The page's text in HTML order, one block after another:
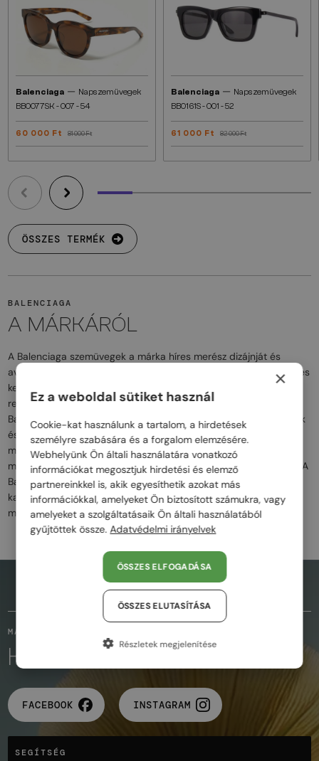
Balenciaga — Napszemüvegek
BB0077SK - 007 - 54
60 000 Ft 81 000 Ft
Balenciaga — Napszemüvegek
BB0161S - 001 - 52
61 000 Ft 82 000 Ft
ÖSSZES TERMÉK
BALENCIAGA
A MÁRKÁRÓL
A Balenciaga szemüvegek a márka híres merész dizájnját és
avantgárd luxusát tükrözik. A modellek szokatlan formákkal, széles
keretekkel, valamint feltűnő részletekkel és éles vonalakkal
rendelkeznek, amelyeket a divatvilág radikális újítójaként ismert
Balenciaga cég aláírásaként ismerhetünk fel. A prémium anyagok
és a geometrikus formák biztosítják a kényelmet és a modern
megjelenést, miközben a márka híres logó- és
monogrammotívumai egyedi karaktert adnak minden darabnak. A
Balenciaga szemüvegek ideálisak azok számára, akik a merész,
karakteres megjelenést és az exkluzív luxust keresik, miközben a
modern stílust képviselik.
AZ OLDAL TETEJÉRE
MARADJUNK KAPCSOLATBAN
KÖVESD A VARÁZSLATOT
FACEBOOK INSTAGRAM
SEGÍTSÉG
×
Ez a weboldal sütiket használ
Cookie-kat használunk a tartalom, a hirdetések
személyre szabására és a forgalom elemzésére.
Webhelyünk Ön általi használatára vonatkozó
információkat megosztjuk hirdetési és elemző
partnereinkkel is, akik egyesíthetik azokat más
információkkal, amelyeket Ön biztosított számukra, vagy
amelyeket a szolgáltatásaik Ön általi használatából
gyűjtöttek össze.Adatvédelmi irányelvek
ÖSSZES ELFOGADÁSA
ÖSSZES ELUTASÍTÁSA
Részletek megjelenítése